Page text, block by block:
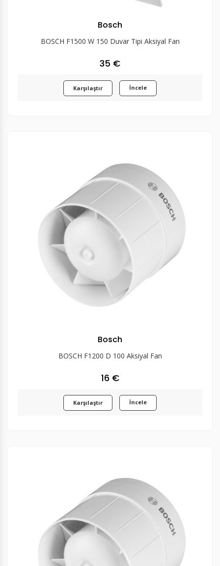
Bosch
BOSCH F1500 W 150 Duvar Tipi Aksiyal Fan
35 €
Karşılaştır İncele
Bosch
BOSCH F1200 D 100 Aksiyal Fan
16 €
Karşılaştır İncele